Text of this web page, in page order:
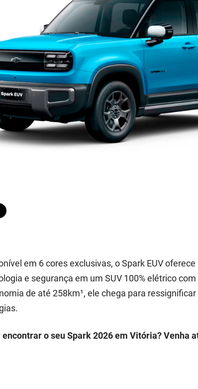
em 6 cores exclusivas, o Spark EUV
e segurança em um SUV 100% elétrico
de até 258km¹, ele chega para
encontrar o seu Spark 2026 em Vitória? Venha